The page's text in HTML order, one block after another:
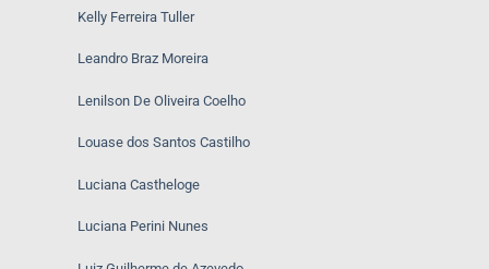
Kelly Ferreira Tuller
Leandro Braz Moreira
Lenilson De Oliveira Coelho
Louase dos Santos Castilho
Luciana Castheloge
Luciana Perini Nunes